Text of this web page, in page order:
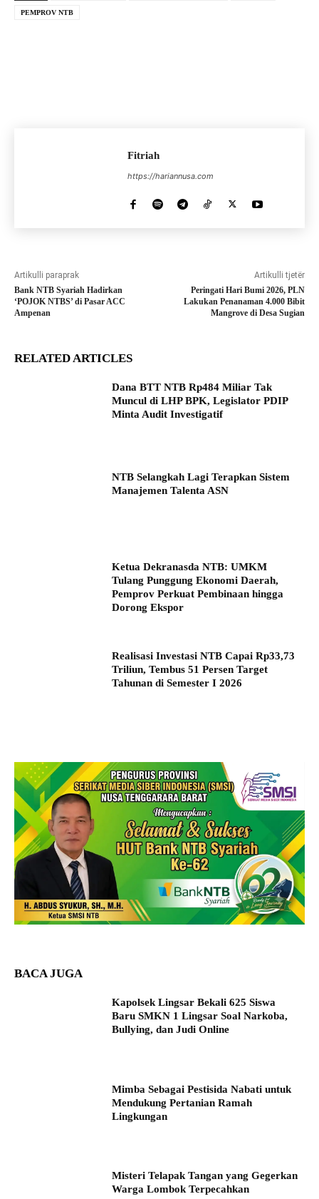
PEMPROV NTB
Fitriah
https://hariannusa.com
Artikulli paraprak
Bank NTB Syariah Hadirkan
‘POJOK NTBS’ di Pasar ACC
Ampenan
Artikulli tjetër
Peringati Hari Bumi 2026, PLN
Lakukan Penanaman 4.000 Bibit
Mangrove di Desa Sugian
RELATED ARTICLES
Dana BTT NTB Rp484 Miliar Tak
Muncul di LHP BPK, Legislator PDIP
Minta Audit Investigatif
NTB Selangkah Lagi Terapkan Sistem
Manajemen Talenta ASN
Ketua Dekranasda NTB: UMKM
Tulang Punggung Ekonomi Daerah,
Pemprov Perkuat Pembinaan hingga
Dorong Ekspor
Realisasi Investasi NTB Capai Rp33,73
Triliun, Tembus 51 Persen Target
Tahunan di Semester I 2026
BACA JUGA
Kapolsek Lingsar Bekali 625 Siswa
Baru SMKN 1 Lingsar Soal Narkoba,
Bullying, dan Judi Online
Mimba Sebagai Pestisida Nabati untuk
Mendukung Pertanian Ramah
Lingkungan
Misteri Telapak Tangan yang Gegerkan
Warga Lombok Terpecahkan